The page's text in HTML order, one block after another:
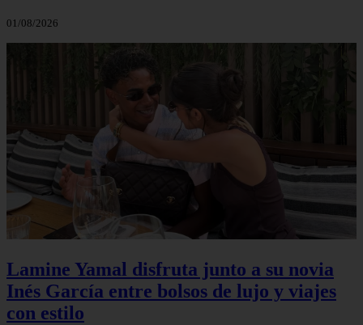
01/08/2026
Lamine Yamal disfruta junto a su novia
Inés García entre bolsos de lujo y viajes
con estilo